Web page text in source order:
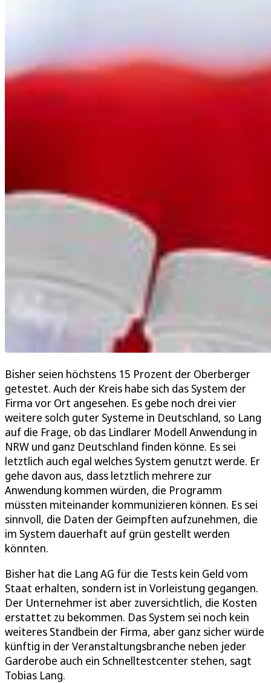
Bisher seien höchstens 15 Prozent der Oberberger
getestet. Auch der Kreis habe sich das System der
Firma vor Ort angesehen. Es gebe noch drei vier
weitere solch guter Systeme in Deutschland, so Lang
auf die Frage, ob das Lindlarer Modell Anwendung in
NRW und ganz Deutschland finden könne. Es sei
letztlich auch egal welches System genutzt werde. Er
gehe davon aus, dass letztlich mehrere zur
Anwendung kommen würden, die Programm
müssten miteinander kommunizieren können. Es sei
sinnvoll, die Daten der Geimpften aufzunehmen, die
im System dauerhaft auf grün gestellt werden
könnten.
Bisher hat die Lang AG für die Tests kein Geld vom
Staat erhalten, sondern ist in Vorleistung gegangen.
Der Unternehmer ist aber zuversichtlich, die Kosten
erstattet zu bekommen. Das System sei noch kein
weiteres Standbein der Firma, aber ganz sicher würde
künftig in der Veranstaltungsbranche neben jeder
Garderobe auch ein Schnelltestcenter stehen, sagt
Tobias Lang.